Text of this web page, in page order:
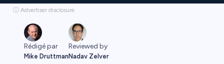
ⓘ Advertiser disclosure
Rédigé par
Mike Druttman
Reviewed by
Nadav Zelver